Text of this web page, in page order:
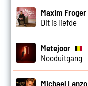
Maxim Froger
Dit is liefde
Metejoor
Nooduitgang
Michael Lanzo